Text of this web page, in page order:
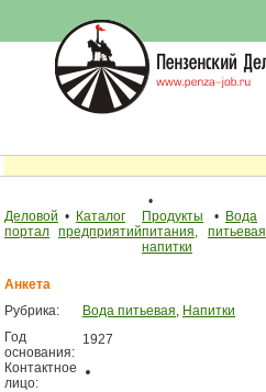
Деловой
портал
• Каталог
предприятий
•
Продукты
питания,
напитки
• Вода
питьевая
Анкета
Рубрика:
Вода питьевая, Напитки
Год
основания:
1927
Контактное
лицо: